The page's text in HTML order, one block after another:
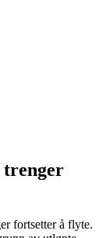
trenger
fortsetter å flyte.